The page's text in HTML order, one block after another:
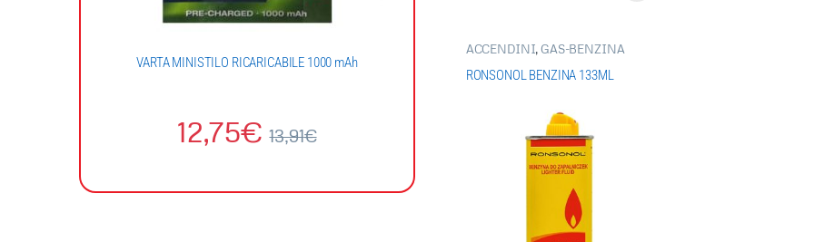
VARTA MINISTILO RICARICABILE 1000 mAh
12,75€ 13,91€
ACCENDINI,GAS-BENZINA
RONSONOL BENZINA 133ML